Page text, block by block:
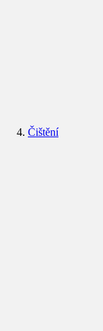
Čištění